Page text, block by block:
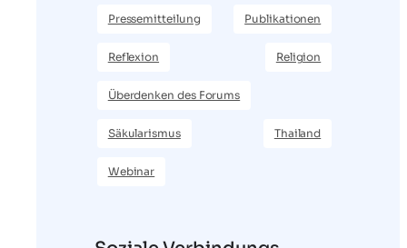
Pressemitteilung Publikationen
Reflexion Religion
Überdenken des Forums
Säkularismus Thailand
Webinar